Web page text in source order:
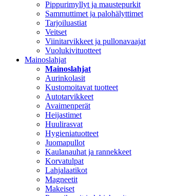
Pippurimyllyt ja maustepurkit
Sammuttimet ja palohälyttimet
Tarjoiluastiat
Veitset
Viinitarvikkeet ja pullonavaajat
Vuolukivituotteet
Mainoslahjat
Mainoslahjat
Aurinkolasit
Kustomoitavat tuotteet
Autotarvikkeet
Avaimenperät
Heijastimet
Huulirasvat
Hygieniatuotteet
Juomapullot
Kaulanauhat ja rannekkeet
Korvatulpat
Lahjalaatikot
Magneetit
Makeiset